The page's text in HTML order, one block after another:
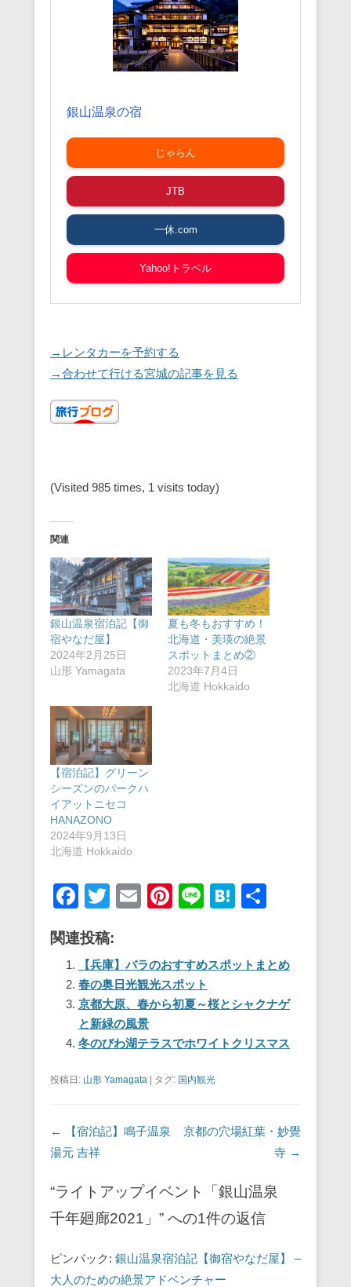
銀山温泉の宿
じゃらん
JTB
一休.com
Yahoo!トラベル
→レンタカーを予約する
→合わせて行ける宮城の記事を見る
(Visited 985 times, 1 visits today)
関連
銀山温泉宿泊記【御
宿やなだ屋】
2024年2月25日
山形 Yamagata
夏も冬もおすすめ！
北海道・美瑛の絶景
スポットまとめ②
2023年7月4日
北海道 Hokkaido
【宿泊記】グリーン
シーズンのパークハ
イアットニセコ
HANAZONO
2024年9月13日
北海道 Hokkaido
F
c
e
b
o
o
k
T
tt
er
E
Pi
e
st
Li
H
n
a
関連投稿:
【兵庫】バラのおすすめスポットまとめ
春の奥日光観光スポット
京都大原、春から初夏～桜とシャクナゲ
と新緑の風景
冬のびわ湖テラスでホワイトクリスマス
投稿日: 山形 Yamagata | タグ: 国内観光
投稿ナビゲーション
←
【宿泊記】鳴子温泉
湯元 吉祥
京都の穴場紅葉・妙覺
寺 →
“ライトアップイベント「銀山温泉
千年廻廊2021」” への1件の返信
ピンバック: 銀山温泉宿泊記【御宿やなだ屋】 –
大人のための絶景アドベンチャー